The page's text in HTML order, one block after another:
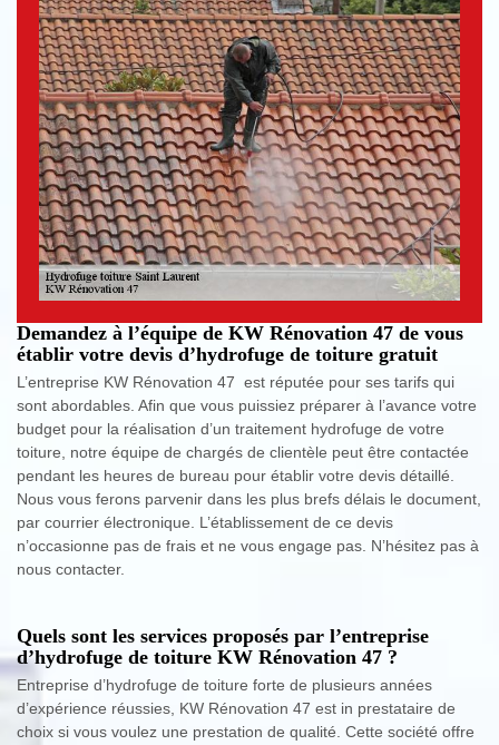
Demandez à l’équipe de KW Rénovation 47 de vous
établir votre devis d’hydrofuge de toiture gratuit
L’entreprise KW Rénovation 47 est réputée pour ses tarifs qui
sont abordables. Afin que vous puissiez préparer à l’avance votre
budget pour la réalisation d’un traitement hydrofuge de votre
toiture, notre équipe de chargés de clientèle peut être contactée
pendant les heures de bureau pour établir votre devis détaillé.
Nous vous ferons parvenir dans les plus brefs délais le document,
par courrier électronique. L’établissement de ce devis
n’occasionne pas de frais et ne vous engage pas. N’hésitez pas à
nous contacter.
Quels sont les services proposés par l’entreprise
d’hydrofuge de toiture KW Rénovation 47 ?
Entreprise d’hydrofuge de toiture forte de plusieurs années
d’expérience réussies, KW Rénovation 47 est in prestataire de
choix si vous voulez une prestation de qualité. Cette société offre